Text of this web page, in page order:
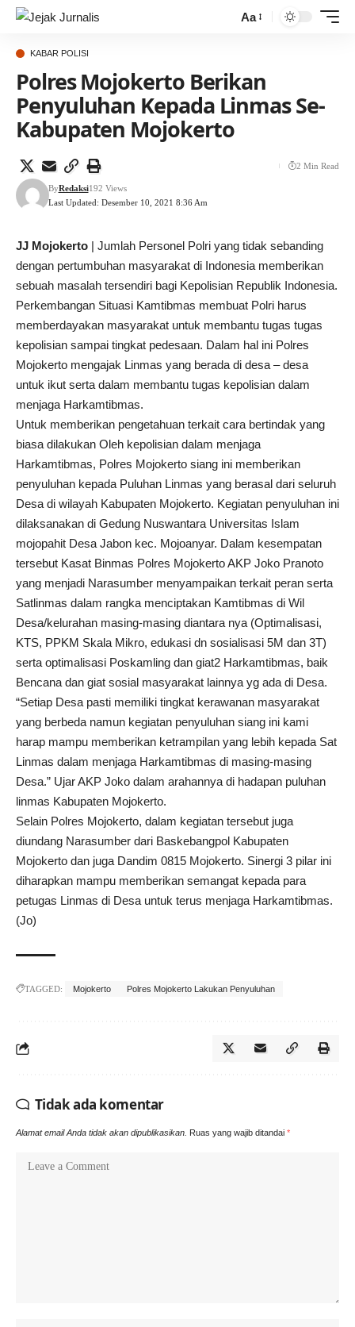
Aa
KABAR POLISI
Polres Mojokerto Berikan
Penyuluhan Kepada Linmas Se-
Kabupaten Mojokerto
Last Updated: Desember 10, 2021 8:36 Am
ByRedaksi192 Views
2 Min Read
JJ Mojokerto | Jumlah Personel Polri yang tidak sebanding
dengan pertumbuhan masyarakat di Indonesia memberikan
sebuah masalah tersendiri bagi Kepolisian Republik Indonesia.
Perkembangan Situasi Kamtibmas membuat Polri harus
memberdayakan masyarakat untuk membantu tugas tugas
kepolisian sampai tingkat pedesaan. Dalam hal ini Polres
Mojokerto mengajak Linmas yang berada di desa – desa
untuk ikut serta dalam membantu tugas kepolisian dalam
menjaga Harkamtibmas.
Untuk memberikan pengetahuan terkait cara bertindak yang
biasa dilakukan Oleh kepolisian dalam menjaga
Harkamtibmas, Polres Mojokerto siang ini memberikan
penyuluhan kepada Puluhan Linmas yang berasal dari seluruh
Desa di wilayah Kabupaten Mojokerto. Kegiatan penyuluhan ini
dilaksanakan di Gedung Nuswantara Universitas Islam
mojopahit Desa Jabon kec. Mojoanyar. Dalam kesempatan
tersebut Kasat Binmas Polres Mojokerto AKP Joko Pranoto
yang menjadi Narasumber menyampaikan terkait peran serta
Satlinmas dalam rangka menciptakan Kamtibmas di Wil
Desa/kelurahan masing-masing diantara nya (Optimalisasi,
KTS, PPKM Skala Mikro, edukasi dn sosialisasi 5M dan 3T)
serta optimalisasi Poskamling dan giat2 Harkamtibmas, baik
Bencana dan giat sosial masyarakat lainnya yg ada di Desa.
“Setiap Desa pasti memiliki tingkat kerawanan masyarakat
yang berbeda namun kegiatan penyuluhan siang ini kami
harap mampu memberikan ketrampilan yang lebih kepada Sat
Linmas dalam menjaga Harkamtibmas di masing-masing
Desa.” Ujar AKP Joko dalam arahannya di hadapan puluhan
linmas Kabupaten Mojokerto.
Selain Polres Mojokerto, dalam kegiatan tersebut juga
diundang Narasumber dari Baskebangpol Kabupaten
Mojokerto dan juga Dandim 0815 Mojokerto. Sinergi 3 pilar ini
diharapkan mampu memberikan semangat kepada para
petugas Linmas di Desa untuk terus menjaga Harkamtibmas.
(Jo)
TAGGED: Mojokerto Polres Mojokerto Lakukan Penyuluhan
Tidak ada komentar
Alamat email Anda tidak akan dipublikasikan. Ruas yang wajib ditandai *